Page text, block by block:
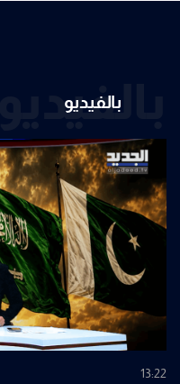
بالفيديو
بالفيديو
13:22